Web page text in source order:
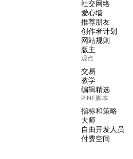
社交网络
爱心墙
推荐朋友
创作者计划
网站规则
版主
观点
交易
教学
编辑精选
PINE脚本
指标和策略
大师
自由开发人员
付费空间